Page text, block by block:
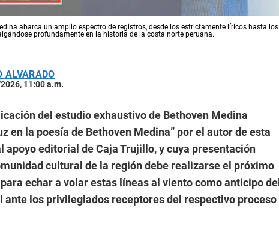
abarca un amplio espectro de registros, desde los estrictamente líricos hasta los
profundamente en la historia de la costa norte peruana.
ALVARADO
11:00 a.m.
del estudio exhaustivo de Bethoven Medina
en la poesía de Bethoven Medina” por el autor de esta
apoyo editorial de Caja Trujillo, y cuya presentación
cultural de la región debe realizarse el próximo
echar a volar estas líneas al viento como anticipo del
ante los privilegiados receptores del respectivo proceso